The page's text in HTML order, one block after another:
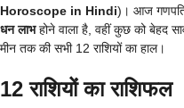
Horoscope in Hindi)। आज गणपति
धन लाभहोने वाला है, वहीं कुछ को बेहद
मीन तक की सभी 12 राशियों का हाल।
12 राशियों का राशिफल